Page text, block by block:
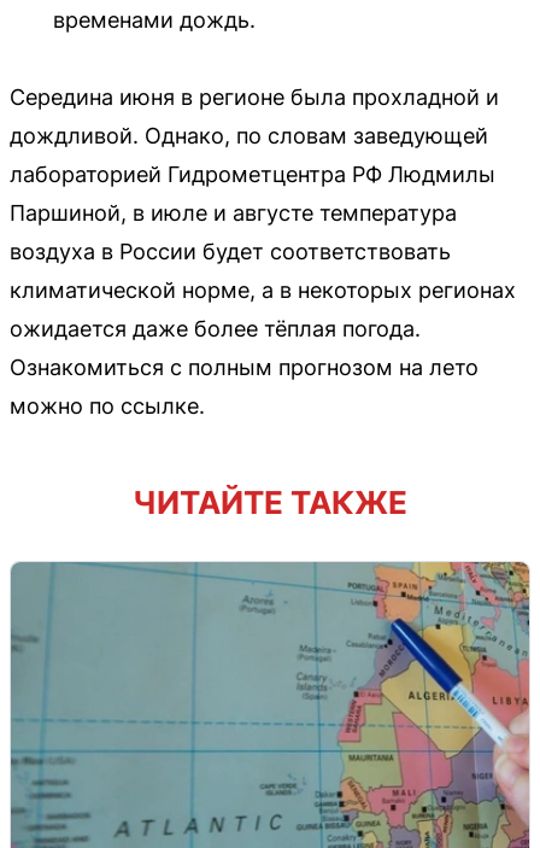
временами дождь.
Середина июня в регионе была прохладной и
дождливой. Однако, по словам заведующей
лабораторией Гидрометцентра РФ Людмилы
Паршиной, в июле и августе температура
воздуха в России будет соответствовать
климатической норме, а в некоторых регионах
ожидается даже более тёплая погода.
Ознакомиться с полным прогнозом на лето
можно по ссылке.
ЧИТАЙТЕ ТАКЖЕ